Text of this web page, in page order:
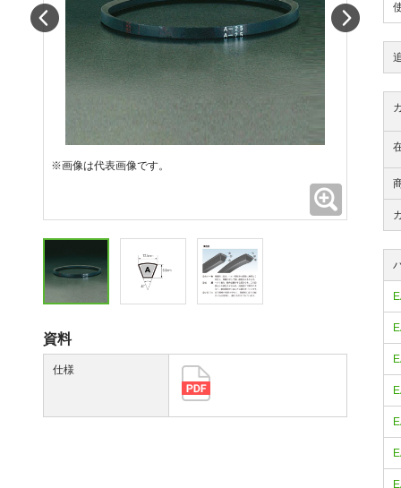
※画像は代表画像です。
資料
仕様